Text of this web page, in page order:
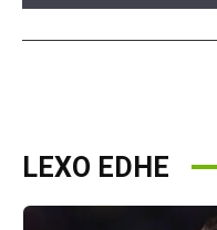
LEXO EDHE